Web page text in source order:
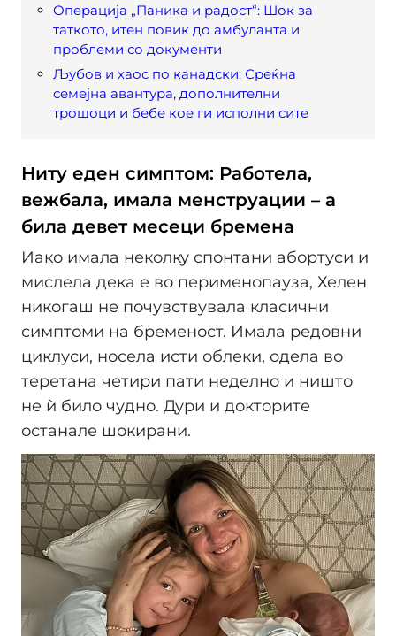
Операција „Паника и радост“: Шок за
таткото, итен повик до амбуланта и
проблеми со документи
Љубов и хаос по канадски: Среќна
семејна авантура, дополнителни
трошоци и бебе кое ги исполни сите
Ниту еден симптом: Работела,
вежбала, имала менструации – а
била девет месеци бремена
Иако имала неколку спонтани абортуси и
мислела дека е во перименопауза, Хелен
никогаш не почувствувала класични
симптоми на бременост. Имала редовни
циклуси, носела исти облеки, одела во
теретана четири пати неделно и ништо
не ѝ било чудно. Дури и докторите
останале шокирани.